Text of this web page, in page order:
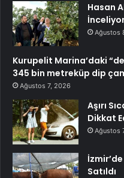
Hasan
Ağustos
Kurupelit Marina’daki
345 bin metreküp dip
Ağustos 7, 2026
Aşırı
Dikkat
Ağustos
Satıldı